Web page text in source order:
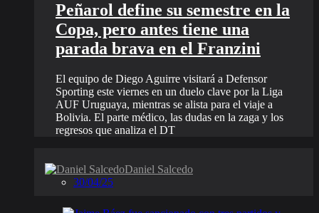
Peñarol define su semestre en la
Copa, pero antes tiene una
parada brava en el Franzini
El equipo de Diego Aguirre visitará a Defensor
Sporting este viernes en un duelo clave por la Liga
AUF Uruguaya, mientras se alista para el viaje a
Bolivia. El parte médico, las dudas en la zaga y los
regresos que analiza el DT
Daniel Salcedo
30/04/25